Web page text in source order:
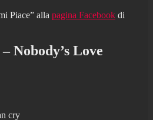
Piace” alla pagina Facebook di
Nobody’s Love
cry